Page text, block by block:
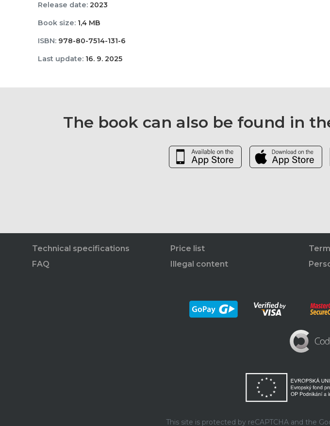
Release date:2023
Book size:1,4 MB
ISBN:978-80-7514-131-6
Last update:16. 9. 2025
The book can also be found in
Technical specifications
FAQ
Price list
Illegal content
This site is protected by reCAPTCHA and the